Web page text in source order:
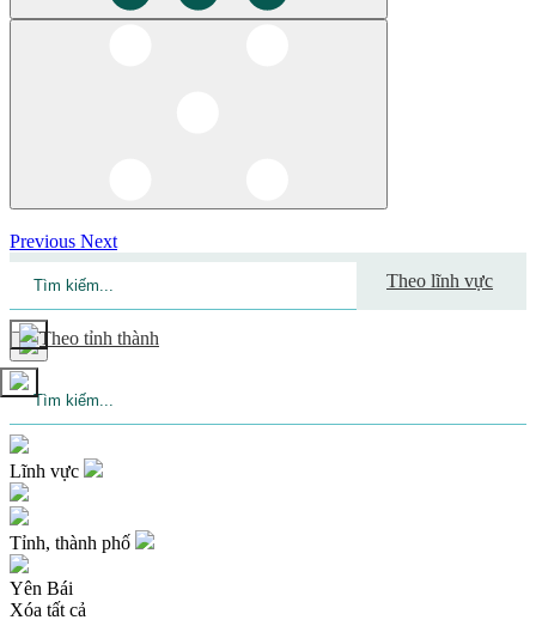
Previous Next
Theo lĩnh vực
Theo tỉnh thành
Lĩnh vực
Tỉnh, thành phố
Yên Bái
Xóa tất cả